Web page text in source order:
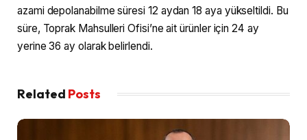
azami depolanabilme süresi 12 aydan 18 aya yükseltildi. Bu
süre, Toprak Mahsulleri Ofisi’ne ait ürünler için 24 ay
yerine 36 ay olarak belirlendi.
Related Posts